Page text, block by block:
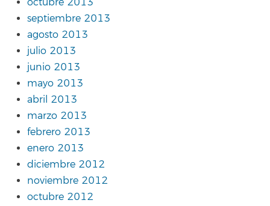
septiembre 2013
agosto 2013
julio 2013
junio 2013
mayo 2013
abril 2013
marzo 2013
febrero 2013
enero 2013
diciembre 2012
noviembre 2012
octubre 2012